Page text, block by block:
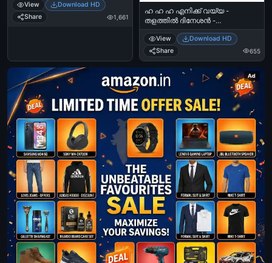
View
Download HD
Share
1,661
ഹ ഹ ഹ എനിക്ക് വയ്യ -
തളത്തില്‍ ദിനേശന്‍ -
ശ്രീനിവാസന്‍, വടക്ക്
നോക്കിയന്ത്രം - Ha Ha Ha Enikku
Vaiyya - Thalathil Dhineshan -
Sreenivasan in Vadakkunokki
Yanthram
View
Download HD
Share
655
Ad